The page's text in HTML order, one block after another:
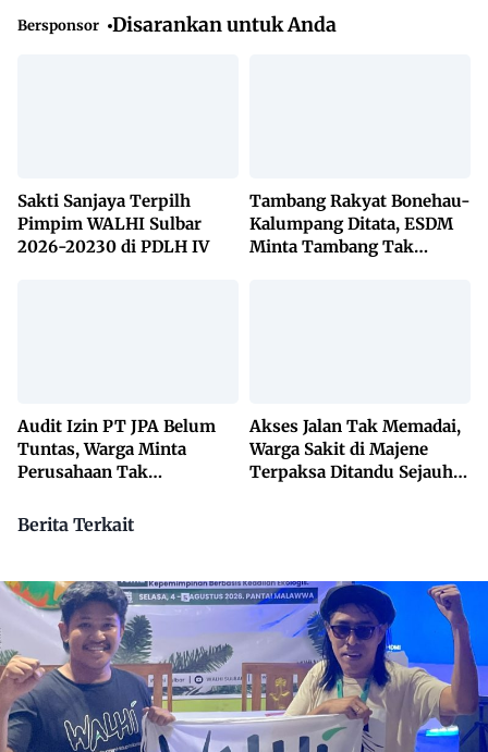
Bersponsor Disarankan untuk Anda
Sakti Sanjaya Terpilh
Pimpim WALHI Sulbar
2026-20230 di PDLH IV
Tambang Rakyat Bonehau-
Kalumpang Ditata, ESDM
Minta Tambang Tak
Audit Izin PT JPA Belum
Tuntas, Warga Minta
Perusahaan Tak
Akses Jalan Tak Memadai,
Warga Sakit di Majene
Terpaksa Ditandu Sejauh
Berita Terkait